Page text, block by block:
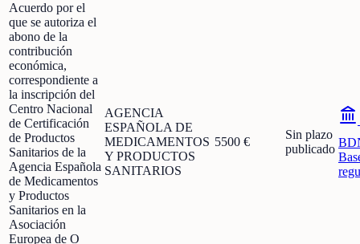
Acuerdo por el
que se autoriza el
abono de la
contribución
económica,
correspondiente a
la inscripción del
Centro Nacional
de Certificación
de Productos
Sanitarios de la
Agencia Española
de Medicamentos
y Productos
Sanitarios en la
Asociación
Europea de O
AGENCIA
ESPAÑOLA DE
MEDICAMENTOS
Y PRODUCTOS
SANITARIOS
5500 €
Sin plazo
publicado